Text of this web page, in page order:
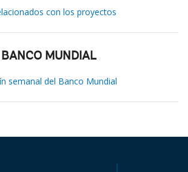
con los proyectos
MUNDIAL
semanal del Banco Mundial